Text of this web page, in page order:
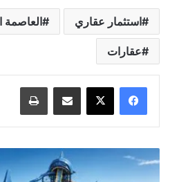
استثمار عقاري العاصمة
عقارات
مشاركة عبر البريد طباعة